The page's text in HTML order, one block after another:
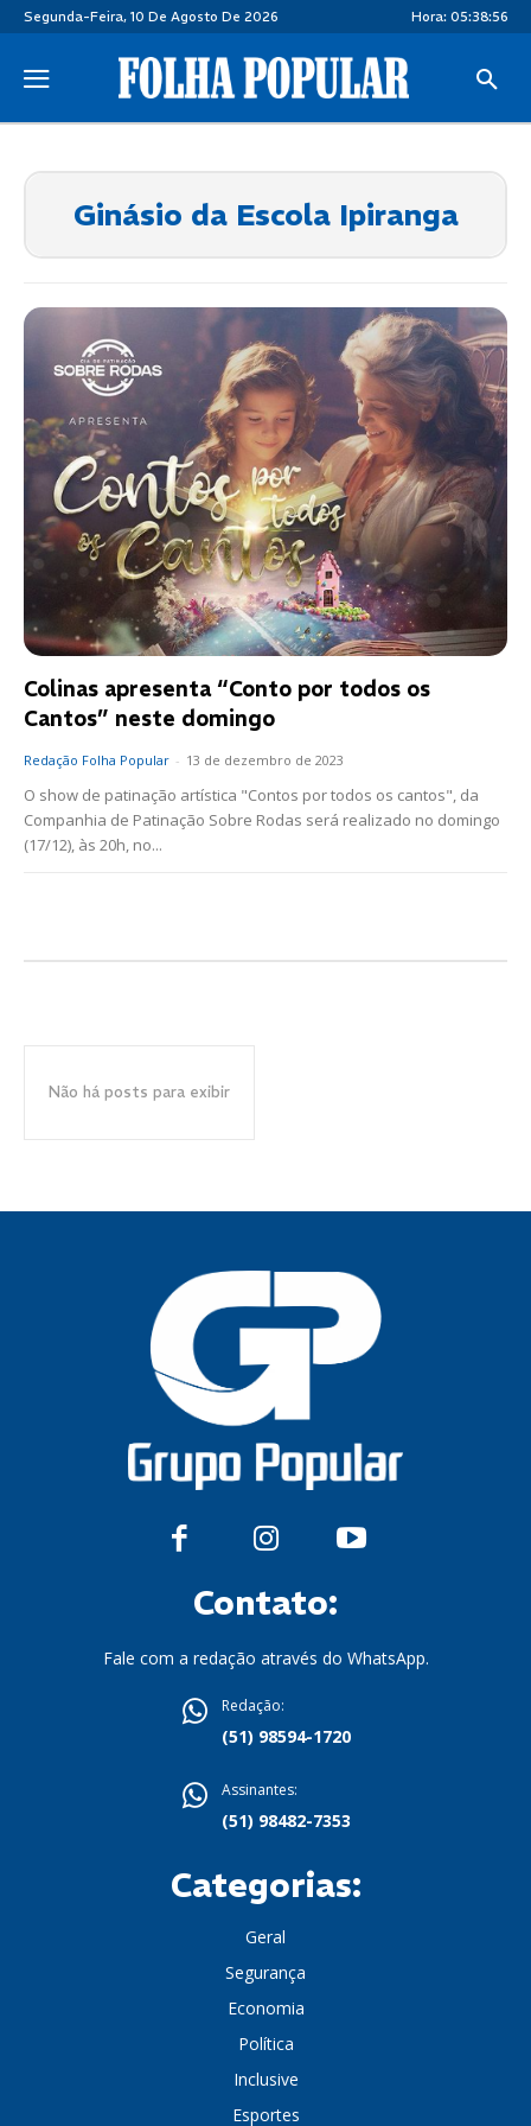
Segunda-Feira, 10 De Agosto De 2026 Hora: 05:38:57
Ginásio da Escola Ipiranga
Colinas apresenta “Conto por todos os
Cantos” neste domingo
Redação Folha Popular - 13 de dezembro de 2023
O show de patinação artística "Contos por todos os cantos", da
Companhia de Patinação Sobre Rodas será realizado no domingo
(17/12), às 20h, no...
Não há posts para exibir
Contato:
Fale com a redação através do WhatsApp.
Redação:
(51) 98594-1720
Assinantes:
(51) 98482-7353
Categorias:
Geral
Segurança
Economia
Política
Inclusive
Esportes